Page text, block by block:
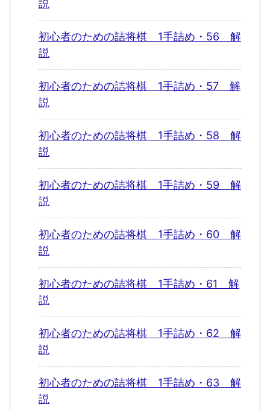
説
初心者のための詰将棋 1手詰め・56 解
説
初心者のための詰将棋 1手詰め・57 解
説
初心者のための詰将棋 1手詰め・58 解
説
初心者のための詰将棋 1手詰め・59 解
説
初心者のための詰将棋 1手詰め・60 解
説
初心者のための詰将棋 1手詰め・61 解
説
初心者のための詰将棋 1手詰め・62 解
説
初心者のための詰将棋 1手詰め・63 解
説